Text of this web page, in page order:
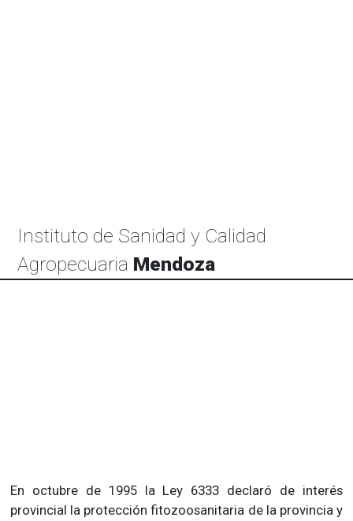
Instituto de Sanidad y Calidad
Agropecuaria Mendoza
En octubre de 1995 la Ley 6333 declaró de interés
provincial la protección fitozoosanitaria de la provincia y